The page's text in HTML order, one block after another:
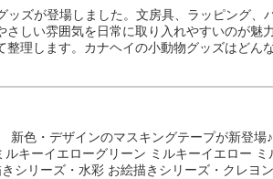
ズが登場しました。文房具、ラッピング、
しい雰囲気を日常に取り入れやすいのが魅
理します。カナヘイの小動物グッズはどん
新色・デザインのマスキングテープが新登場
キーイエローグリーン ミルキーイエロー
シリーズ・水彩 お絵描きシリーズ・クレヨ